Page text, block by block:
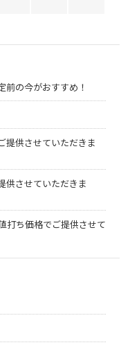
前の今がおすすめ！
供させていただきま
させていただきま
ち価格でご提供させて